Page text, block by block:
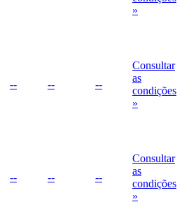
»
-- -- --
Consultar
as
condições
»
-- -- --
Consultar
as
condições
»